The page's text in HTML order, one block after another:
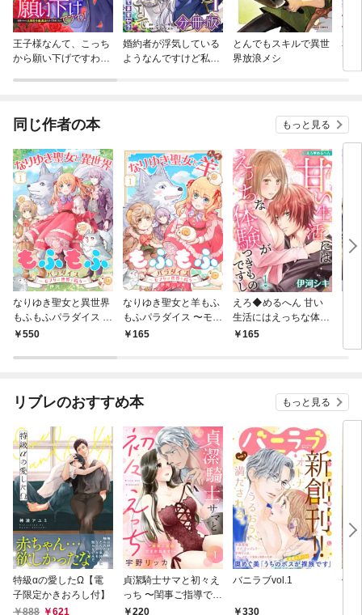
王子様なんて、こっち
から願い下げですわ！
婚約者が浮気している
ようなんですけど私は
とんでもスキルで異世
界放浪メシ
私
爵
同じ作者の本 もっと見る
なりゆき聖女と異世界
もふもふパラダイス 〜
モフりは世界を救う〜
付】 第1巻
550
なりゆき聖女と羊もふ
もふパラダイス 〜モフ
りは世界を救う〜 第
165
えろ◆めるへん 甘い
生活にはえっちな体験
がつきものですし(１)
165
リブレのおすすめ本 もっと見る
特級αの愛したΩ【電
子限定かきおろし付】
888
621
貞潔騎士サマと初々え
っち 〜閨事ご指導でき
かねます！〜（1）
220
バニラブvol.1
330
偽